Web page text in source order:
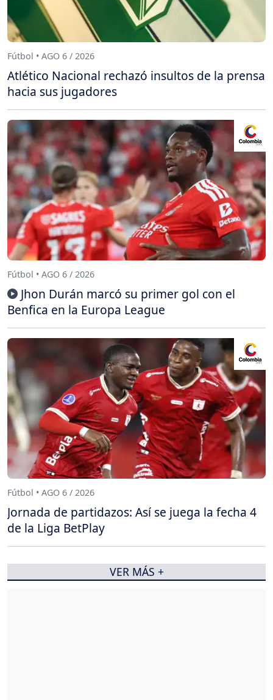
Fútbol • AGO 6 / 2026
Atlético Nacional rechazó insultos de la prensa
hacia sus jugadores
Fútbol • AGO 6 / 2026
Jhon Durán marcó su primer gol con el
Benfica en la Europa League
Fútbol • AGO 6 / 2026
Jornada de partidazos: Así se juega la fecha 4
de la Liga BetPlay
VER MÁS +